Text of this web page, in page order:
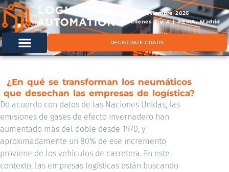
11 & 12 noviembre 2026
Pabellones 2 y 4 | IFEMA, Madrid
REGISTRATE GRATIS
¿En qué se transforman los neumáticos
que desechan las empresas de logística?
De acuerdo con datos de las Naciones Unidas, las
emisiones de gases de efecto invernadero han
aumentado más del doble desde 1970, y
aproximadamente un 80% de ese incremento
proviene de los vehículos de carretera. En este
contexto, las empresas logísticas están buscando